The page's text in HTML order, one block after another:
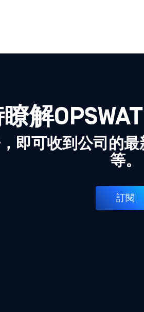
解
即可收到公司的
等。
訂閱